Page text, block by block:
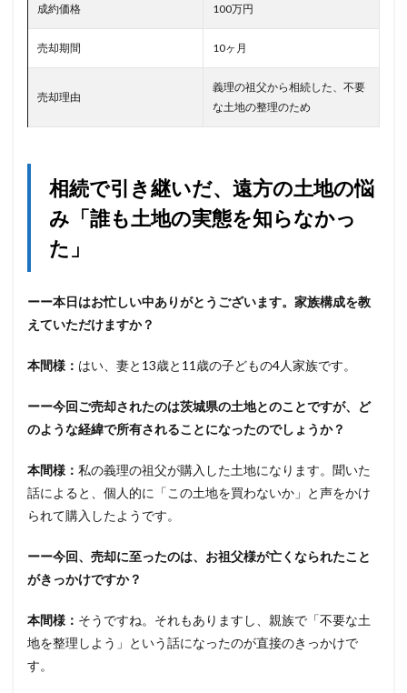
成約価格 100万円
売却期間 10ヶ月
売却理由
義理の祖父から相続した、不要
な土地の整理のため
相続で引き継いだ、遠方の土地の悩
み「誰も土地の実態を知らなかっ
た」
ーー本日はお忙しい中ありがとうございます。家族構成を教
えていただけますか？
本間様： はい、妻と13歳と11歳の子どもの4人家族です。
ーー今回ご売却されたのは茨城県の土地とのことですが、ど
のような経緯で所有されることになったのでしょうか？
本間様： 私の義理の祖父が購入した土地になります。聞いた
話によると、個人的に「この土地を買わないか」と声をかけ
られて購入したようです。
ーー今回、売却に至ったのは、お祖父様が亡くなられたこと
がきっかけですか？
本間様： そうですね。それもありますし、親族で「不要な土
地を整理しよう」という話になったのが直接のきっかけで
す。